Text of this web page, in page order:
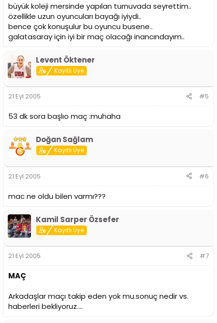
büyük koleji mersinde yapılan turnuvada seyrettim..
özellikle uzun oyuncuları bayağı iyiydi..
bence çok konuşulur bu oyuncu busene..
galatasaray için iyi bir maç olacağı inancındayım..
Levent Öktener
Kayıtlı Üye
21 Eyl 2005 #5
53 dk sora başlıo maç :muhaha
Doğan Sağlam
Kayıtlı Üye
21 Eyl 2005 #6
mac ne oldu bilen varmı???
Kamil Sarper Özsefer
Kayıtlı Üye
21 Eyl 2005 #7
MAÇ
Arkadaşlar maçı takip eden yok mu.sonuç nedir vs.
haberleri bekliyoruz....